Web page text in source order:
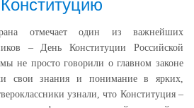
Конституцию
отмечает один из важнейших
– День Конституции Российской
не просто говорили о главном законе
свои знания и понимание в ярких,
узнали, что Конституция –